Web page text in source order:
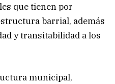
que tienen por
barrial, además
y transitabilidad a los
municipal,